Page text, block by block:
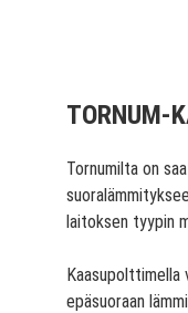
TORNUM-
Tornumilta on
laitoksen tyypin
Kaasupolttimella
epäsuoraan